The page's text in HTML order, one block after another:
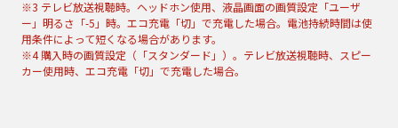
※3 テレビ放送視聴時。ヘッドホン使用、液晶画面の画質設定「ユーザ
ー」明るさ「-5」時。エコ充電「切」で充電した場合。電池持続時間は使
用条件によって短くなる場合があります。
※4 購入時の画質設定（「スタンダード」）。テレビ放送視聴時、スピー
カー使用時、エコ充電「切」で充電した場合。